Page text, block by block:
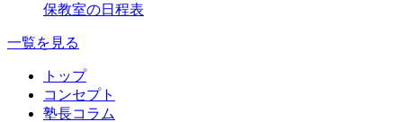
保教室の日程表
一覧を見る
トップ
コンセプト
塾長コラム